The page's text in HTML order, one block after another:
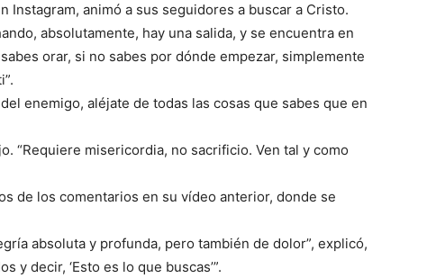
Instagram, animó a sus seguidores a buscar a Cristo.
absolutamente, hay una salida, y se encuentra en
sabes orar, si no sabes por dónde empezar, simplemente
enemigo, aléjate de todas las cosas que sabes que en
“Requiere misericordia, no sacrificio. Ven tal y como
de los comentarios en su vídeo anterior, donde se
absoluta y profunda, pero también de dolor”, explicó,
y decir, ‘Esto es lo que buscas’”.